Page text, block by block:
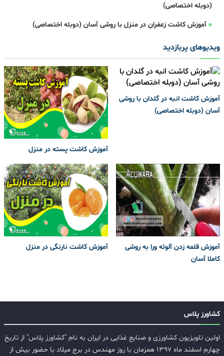
(دوبله اختصاصی)
آموزش کاشت زعفران در منزل با روشی آسان (دوبله اختصاصی)
ویدیوهای پربازدید
آموزش کاشت انبه در گلدان با روشی
آسان (دوبله اختصاصی)
آموزش کاشت پسته در منزل
آموزش قلمه زدن آلوئه ورا به روشی
کاملا آسان
آموزش کاشت نارنگی در منزل
کشاورز پلاس
اولین تلویزیون کشاورزی و صنایع غذایی در ایران به نام "کشاورز پلاس" از تاریخ
چهارم اسفند ماه ۱۳۹۷ همزمان با روز مهندس در برج میلاد با حضور بیش از